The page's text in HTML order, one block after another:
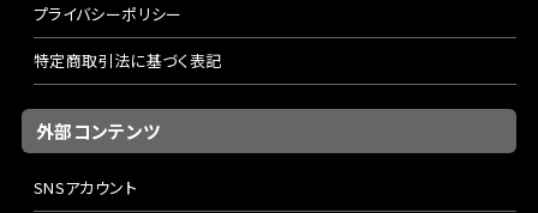
プライバシーポリシー
特定商取引法に基づく表記
外部コンテンツ
SNSアカウント